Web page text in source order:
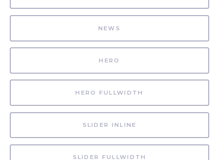
NEWS
HERO
HERO FULLWIDTH
SLIDER INLINE
SLIDER FULLWIDTH